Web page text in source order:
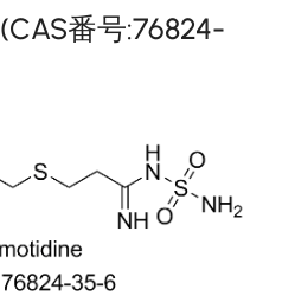
番号:76824-